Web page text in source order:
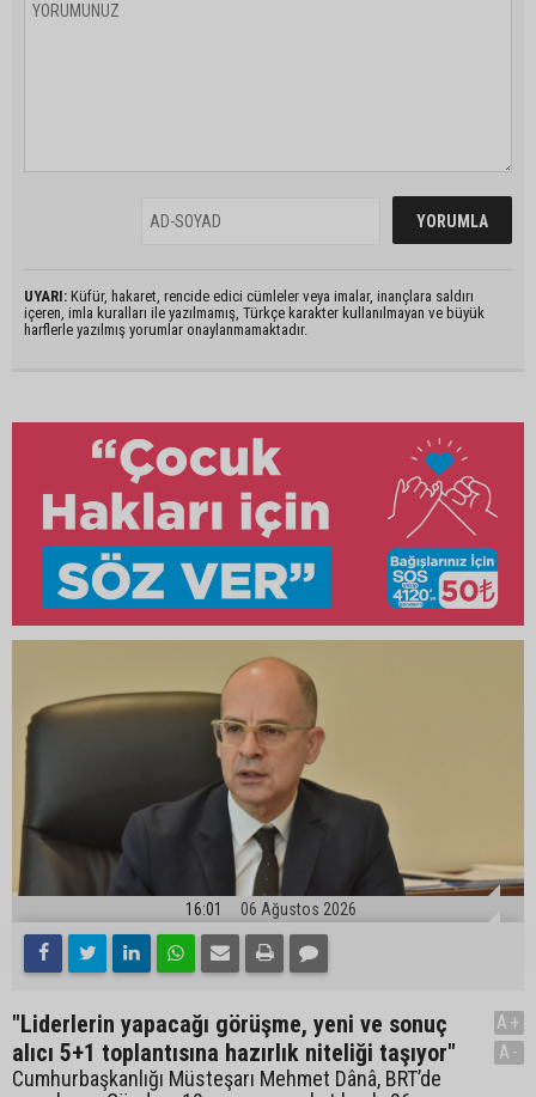
UYARI: Küfür, hakaret, rencide edici cümleler veya imalar, inançlara saldırı
içeren, imla kuralları ile yazılmamış, Türkçe karakter kullanılmayan ve büyük
harflerle yazılmış yorumlar onaylanmamaktadır.
16:01 06 Ağustos 2026
"Liderlerin yapacağı görüşme, yeni ve sonuç
alıcı 5+1 toplantısına hazırlık niteliği taşıyor"
Cumhurbaşkanlığı Müsteşarı Mehmet Dânâ, BRT’de
A+
A-